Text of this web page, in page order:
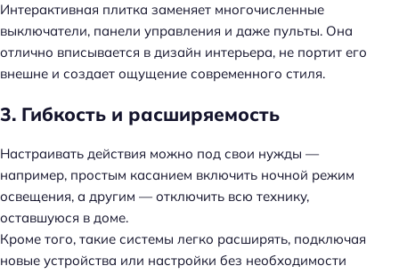
Интерактивная плитка заменяет многочисленные
выключатели, панели управления и даже пульты. Она
отлично вписывается в дизайн интерьера, не портит его
внешне и создает ощущение современного стиля.
3. Гибкость и расширяемость
Настраивать действия можно под свои нужды —
например, простым касанием включить ночной режим
освещения, а другим — отключить всю технику,
оставшуюся в доме.
Кроме того, такие системы легко расширять, подключая
новые устройства или настройки без необходимости